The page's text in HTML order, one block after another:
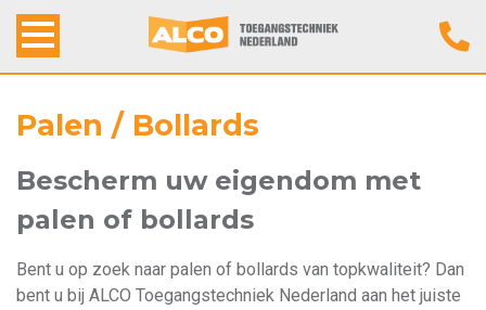
Producten
Werkwijze
Palen / Bollards
Bescherm uw eigendom met
palen of bollards
Bent u op zoek naar palen of bollards van topkwaliteit? Dan
bent u bij ALCO Toegangstechniek Nederland aan het juiste